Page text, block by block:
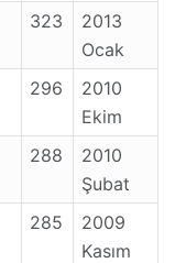
323
2013
Ocak
296
2010
Ekim
288
2010
Şubat
285
2009
Kasım